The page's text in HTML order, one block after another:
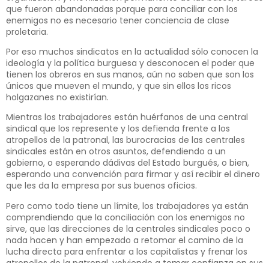
que fueron abandonadas porque para conciliar con los
enemigos no es necesario tener conciencia de clase
proletaria.
Por eso muchos sindicatos en la actualidad sólo conocen la
ideología y la política burguesa y desconocen el poder que
tienen los obreros en sus manos, aún no saben que son los
únicos que mueven el mundo, y que sin ellos los ricos
holgazanes no existirían.
Mientras los trabajadores están huérfanos de una central
sindical que los represente y los defienda frente a los
atropellos de la patronal, las burocracias de las centrales
sindicales están en otros asuntos, defendiendo a un
gobierno, o esperando dádivas del Estado burgués, o bien,
esperando una convención para firmar y así recibir el dinero
que les da la empresa por sus buenos oficios.
Pero como todo tiene un límite, los trabajadores ya están
comprendiendo que la conciliación con los enemigos no
sirve, que las direcciones de la centrales sindicales poco o
nada hacen y han empezado a retomar el camino de la
lucha directa para enfrentar a los capitalistas y frenar los